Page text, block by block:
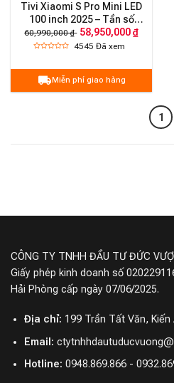
Tivi Xiaomi S Pro Mini LED
100 inch 2025 – Tần số
240Hz/4G+64G
60,990,000 ₫ 58,950,000 ₫
4545 Đã xem
Miễn phí giao hàng
1
CÔNG TY TNHH ĐẦU TƯ ĐỨC
Giấy phép kinh doanh số
Hải Phòng cấp ngày 07/06/2025.
Địa chỉ: 199 Trần Tất Văn, Kiến
Email:
Hotline: 0948.869.866 -